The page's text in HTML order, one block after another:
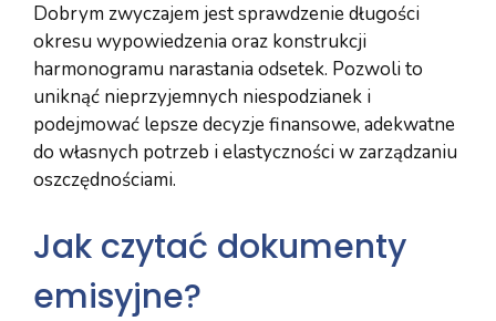
Dobrym zwyczajem jest sprawdzenie długości
okresu wypowiedzenia oraz konstrukcji
harmonogramu narastania odsetek. Pozwoli to
uniknąć nieprzyjemnych niespodzianek i
podejmować lepsze decyzje finansowe, adekwatne
do własnych potrzeb i elastyczności w zarządzaniu
oszczędnościami.
Jak czytać dokumenty
emisyjne?